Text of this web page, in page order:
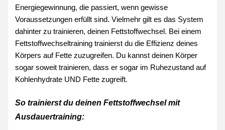
Energiegewinnung, die passiert, wenn gewisse
Voraussetzungen erfüllt sind. Vielmehr gilt es das System
dahinter zu trainieren, deinen Fettstoffwechsel. Bei einem
Fettstoffwechseltraining trainierst du die Effizienz deines
Körpers auf Fette zuzugreifen. Du kannst deinen Körper
sogar soweit trainieren, dass er sogar im Ruhezustand auf
Kohlenhydrate UND Fette zugreift.
So trainierst du deinen Fettstoffwechsel mit
Ausdauertraining: